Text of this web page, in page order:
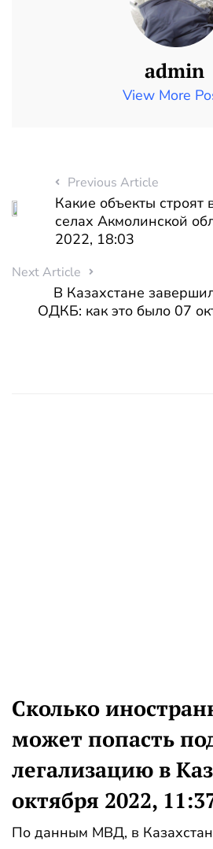
admin
View More
Previous Article
Какие объекты строят
селах Акмолинской
2022, 18:03
Next Article
В Казахстане
ОДКБ: как это было 07
Сколько
может попасть
легализацию в
октября 2022,
По данным МВД, в